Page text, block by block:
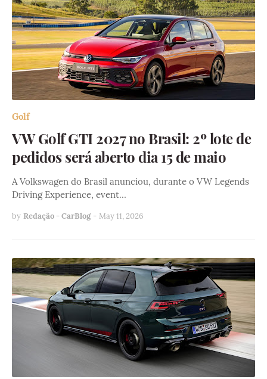
Golf
VW Golf GTI 2027 no Brasil: 2º lote de
pedidos será aberto dia 15 de maio
A Volkswagen do Brasil anunciou, durante o VW Legends
Driving Experience, event…
by Redação - CarBlog - May 11, 2026